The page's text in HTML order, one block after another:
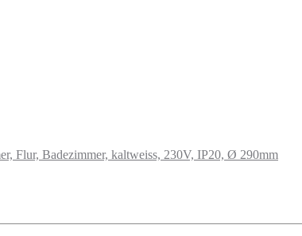
Flur, Badezimmer, kaltweiss, 230V, IP20, Ø 290mm